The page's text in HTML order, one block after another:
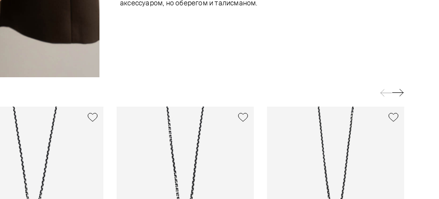
аксессуаром, но оберегом и талисманом.